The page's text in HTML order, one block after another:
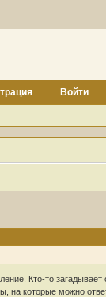
Войти
Кто-то
которые можно